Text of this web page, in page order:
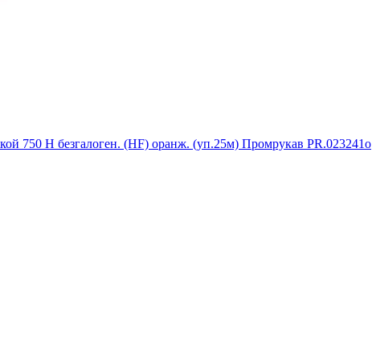
750 Н безгалоген. (HF) оранж. (уп.25м) Промрукав PR.023241о